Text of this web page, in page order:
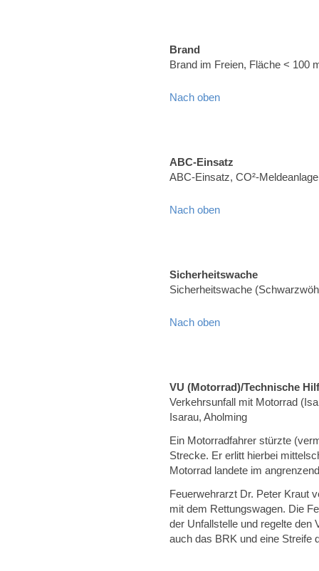
Brand
Brand im Freien, Fläche < 100
Nach oben
ABC-Einsatz
ABC-Einsatz, CO²-
Nach oben
Sicherheitswache
Sicherheitswache
Nach oben
VU (Motorrad)/Technische
Verkehrsunfall mit Motorrad
Isarau, Aholming
Ein Motorradfahrer stürzte
Strecke. Er erlitt hierbei
Motorrad landete im
Feuerwehrarzt Dr. Peter Kraut
mit dem Rettungswagen. Die
der Unfallstelle und regelte den
auch das BRK und eine Streife